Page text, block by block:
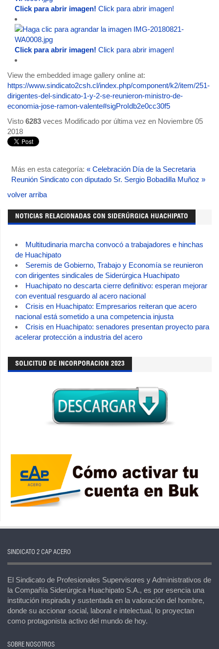
Click para abrir imagen! Click para abrir imagen!
Click para abrir imagen! Click para abrir imagen!
View the embedded image gallery online at:
https://www.sindicato2csh.cl/index.php/component/k2/item/251-
dirigentes-del-sindicato-1-y-2-se-reunieron-ministro-de-
economia-jose-ramon-valente#sigProIdb2e0cc30f5
Visto 6283 veces Modificado por última vez en Noviembre 05
2018
Más en esta categoría: « Celebración Día de la Secretaria
Reunión Sindicato con diputado Sr. Sergio Bobadilla Muñoz »
volver arriba
NOTICIAS RELACIONADAS CON SIDERÚRGICA HUACHIPATO
Multitudinaria marcha convocó a trabajadores e hinchas
de Huachipato
Seremis de Gobierno, Trabajo y Economía se reunieron
con dirigentes sindicales de Siderúrgica Huachipato
Huachipato no descarta cierre definitivo: esperan mejorar
con eventual resguardo al acero nacional
Crisis en Huachipato: Empresarios reiteran que acero
nacional está sometido a una competencia injusta
Crisis en Huachipato: senadores presentan proyecto para
acelerar protección a industria del acero
SOLICITUD DE INCORPORACION 2023
SINDICATO 2 CAP ACERO
El Sindicato de Profesionales Supervisores y Administrativos de
la Compañía Siderúrgica Huachipato S.A., es por esencia una
institución inspirada y sustentada en la valoración del hombre,
donde su accionar social, laboral e intelectual, lo proyectan
como protagonista activo del mundo de hoy.
SOBRE NOSOTROS